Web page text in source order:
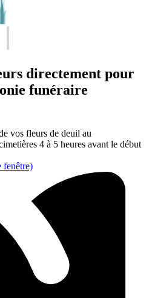
directement pour
funéraire
vos fleurs de deuil au
4 à 5 heures avant le début
fenêtre)